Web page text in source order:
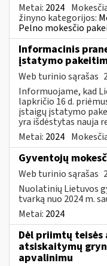
Metai: 2024
žinyno kategorijos:
Pelno mokesčio
Informacinis
įstatymo
Web turinio sąrašas
Informuojame, kad
lapkričio 16 d.
įstaigų įstatymo
yra išdėstytas nauja
Metai: 2024
Gyventojų
Web turinio sąrašas
Nuolatinių Lietuvos
tvarką nuo 2024 m.
Metai: 2024
Dėl priimtų teisės
atsiskaitymų
apvalinimu